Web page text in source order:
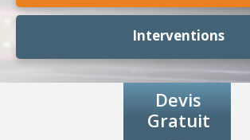
Interventions
Devis
Gratuit